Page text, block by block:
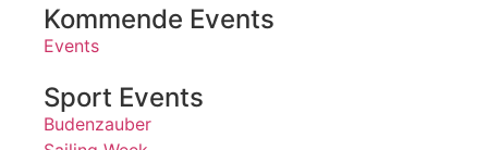
Kommende Events
Events
Sport Events
Budenzauber